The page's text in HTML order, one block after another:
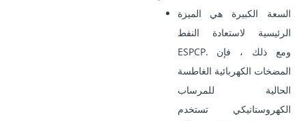
السعة الكبيرة هي الميزة
الرئيسية لاستعادة النفط
ESPCP. ومع ذلك ، فإن
المضخات الكهربائية الغاطسة
الحالية للمرساب
الكهروستاتيكي تستخدم